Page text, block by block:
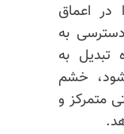
در اعماق
به
تبدیل به
خشم
متمرکز و